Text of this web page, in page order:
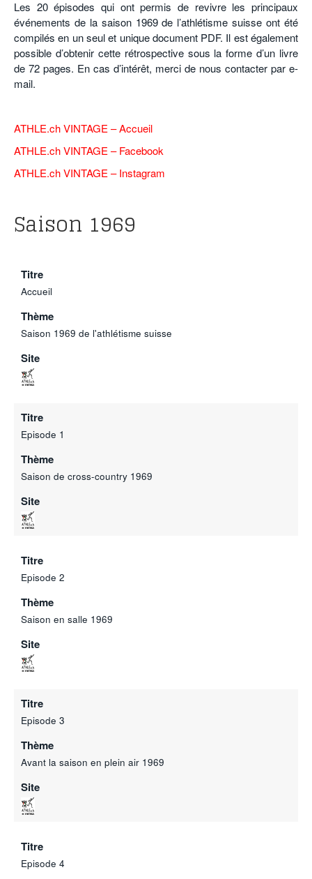
POURQUOI ATHLE.CH ?
ATHLE.CH RÉGIONS | VAUD
HIGHLIGHTS
LIVRES
Les 20 épisodes qui ont permis de revivre les principaux
événements de la saison 1969 de l’athlétisme suisse ont été
compilés en un seul et unique document PDF. Il est également
possible d’obtenir cette rétrospective sous la forme d’un livre
de 72 pages. En cas d’intérêt, merci de nous contacter par e-
mail.
ATHLE.ch VINTAGE – Accueil
ATHLE.ch VINTAGE – Facebook
ATHLE.ch VINTAGE – Instagram
Saison 1969
Titre
Accueil
Thème
Saison 1969 de l'athlétisme suisse
Site
Titre
Episode 1
Thème
Saison de cross-country 1969
Site
Titre
Episode 2
Thème
Saison en salle 1969
Site
Titre
Episode 3
Thème
Avant la saison en plein air 1969
Site
Titre
Episode 4